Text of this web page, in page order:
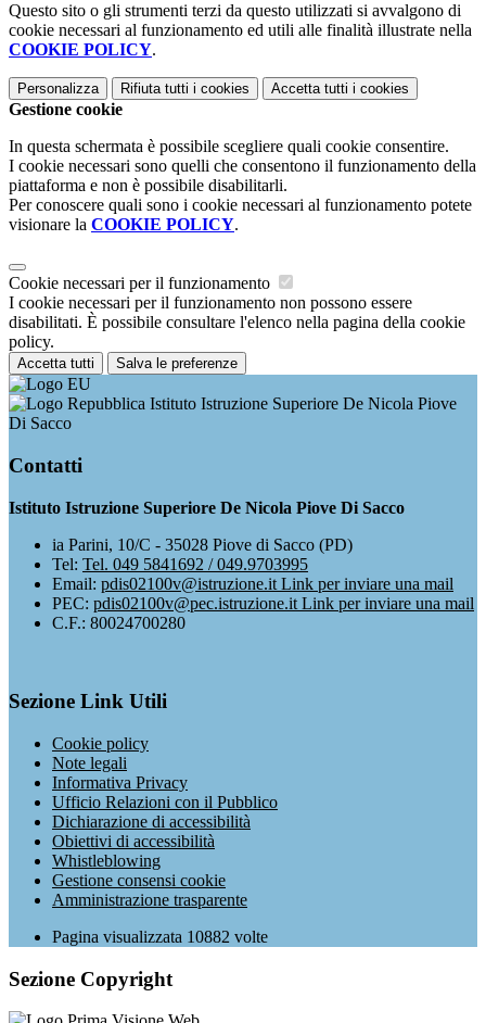
Questo sito o gli strumenti terzi da questo utilizzati si avvalgono di
cookie necessari al funzionamento ed utili alle finalità illustrate nella
COOKIE POLICY.
Personalizza Rifiuta tutti i cookies Accetta tutti i cookies
Gestione cookie
In questa schermata è possibile scegliere quali cookie consentire.
I cookie necessari sono quelli che consentono il funzionamento della
piattaforma e non è possibile disabilitarli.
Per conoscere quali sono i cookie necessari al funzionamento potete
visionare la COOKIE POLICY.
Cookie necessari per il funzionamento
I cookie necessari per il funzionamento non possono essere
disabilitati. È possibile consultare l'elenco nella pagina della cookie
policy.
Accetta tutti Salva le preferenze
Istituto Istruzione Superiore De Nicola Piove
Di Sacco
Contatti
Istituto Istruzione Superiore De Nicola Piove Di Sacco
ia Parini, 10/C - 35028 Piove di Sacco (PD)
Tel: Tel. 049 5841692 / 049.9703995
Email: pdis02100v@istruzione.it Link per inviare una mail
PEC: pdis02100v@pec.istruzione.it Link per inviare una mail
C.F.: 80024700280
Sezione Link Utili
Cookie policy
Note legali
Informativa Privacy
Ufficio Relazioni con il Pubblico
Dichiarazione di accessibilità
Obiettivi di accessibilità
Whistleblowing
Gestione consensi cookie
Amministrazione trasparente
Pagina visualizzata 10882 volte
Sezione Copyright